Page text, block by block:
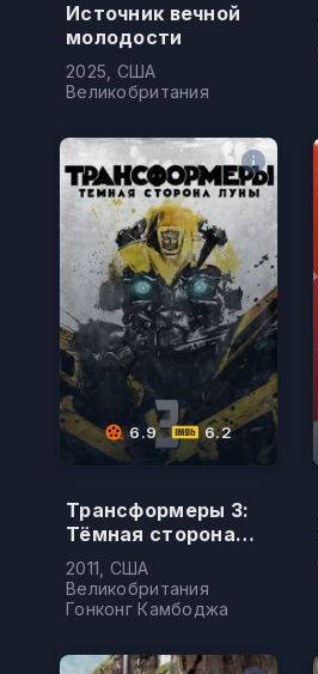
Источник вечной
молодости
2025, США
Великобритания
6.9 6.2
Трансформеры 3:
Тёмная сторона
Луны
2011, США
Великобритания
Гонконг Камбоджа